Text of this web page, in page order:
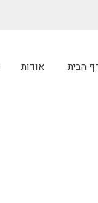
הבית אודות